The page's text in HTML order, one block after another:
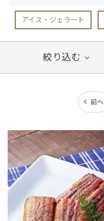
アイス・ジェラート
絞り込む
前へ